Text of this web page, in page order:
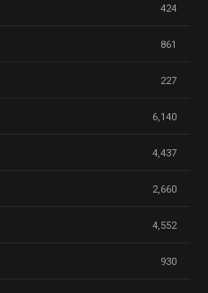
424
861
227
6,140
4,437
2,660
4,552
930